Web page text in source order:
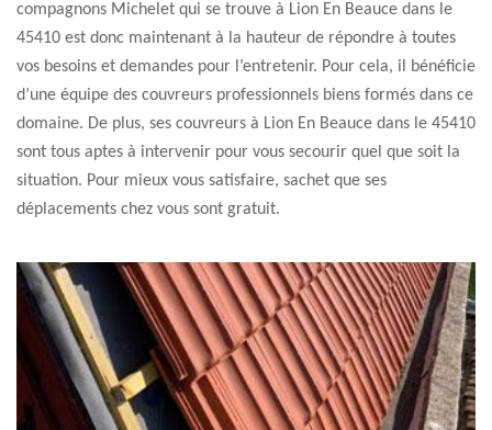
compagnons Michelet qui se trouve à Lion En Beauce dans le
45410 est donc maintenant à la hauteur de répondre à toutes
vos besoins et demandes pour l’entretenir. Pour cela, il bénéficie
d’une équipe des couvreurs professionnels biens formés dans ce
domaine. De plus, ses couvreurs à Lion En Beauce dans le 45410
sont tous aptes à intervenir pour vous secourir quel que soit la
situation. Pour mieux vous satisfaire, sachet que ses
déplacements chez vous sont gratuit.